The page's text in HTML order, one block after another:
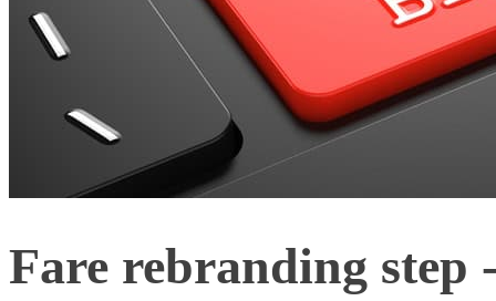
Fare rebranding step